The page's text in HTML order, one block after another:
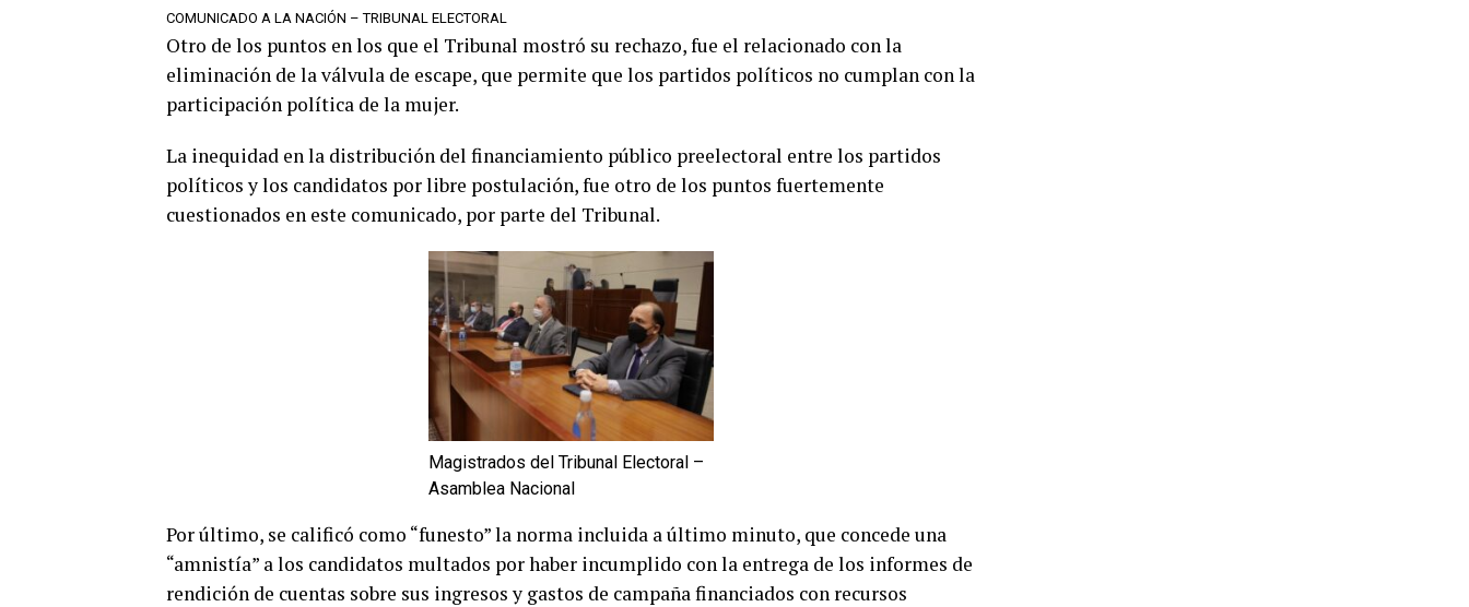
COMUNICADO A LA NACIÓN – TRIBUNAL ELECTORAL
Otro de los puntos en los que el Tribunal mostró su rechazo, fue el relacionado con la
eliminación de la válvula de escape, que permite que los partidos políticos no cumplan con la
participación política de la mujer.
La inequidad en la distribución del financiamiento público preelectoral entre los partidos
políticos y los candidatos por libre postulación, fue otro de los puntos fuertemente
cuestionados en este comunicado, por parte del Tribunal.
Magistrados del Tribunal Electoral –
Asamblea Nacional
Por último, se calificó como “funesto” la norma incluida a último minuto, que concede una
“amnistía” a los candidatos multados por haber incumplido con la entrega de los informes de
rendición de cuentas sobre sus ingresos y gastos de campaña financiados con recursos